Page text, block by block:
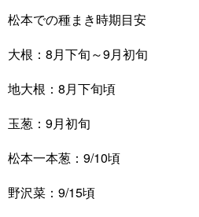
松本での種まき時期目安
大根：8月下旬～9月初旬
地大根：8月下旬頃
玉葱：9月初旬
松本一本葱：9/10頃
野沢菜：9/15頃